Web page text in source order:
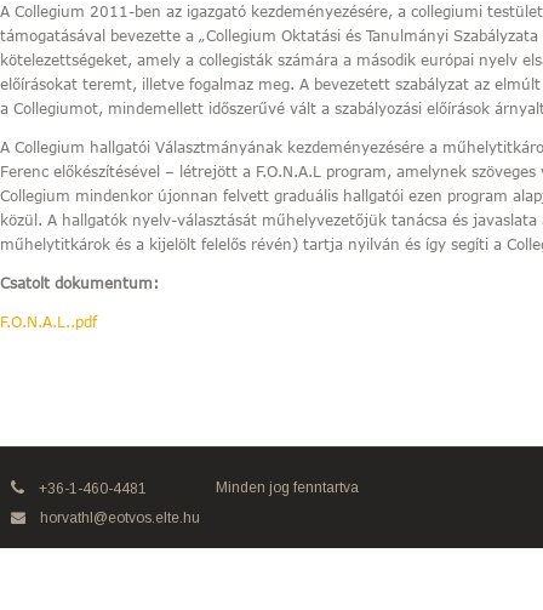
A Collegium 2011-ben az igazgató kezdeményezésére, a collegiumi
támogatásával bevezette a „Collegium Oktatási és Tanulmányi
kötelezettségeket, amely a collegisták számára a második európai nyelv
előírásokat teremt, illetve fogalmaz meg. A bevezetett szabályzat az
a Collegiumot, mindemellett időszerűvé vált a szabályozási előírások
A Collegium hallgatói Választmányának kezdeményezésére a
Ferenc előkészítésével – létrejött a F.O.N.A.L program, amelynek
Collegium mindenkor újonnan felvett graduális hallgatói ezen program
közül. A hallgatók nyelv-választását műhelyvezetőjük tanácsa és
műhelytitkárok és a kijelölt felelős révén) tartja nyilván és így segíti a
Csatolt dokumentum:
F.O.N.A.L..pdf
+36-1-460-4481
horvathl@eotvos.elte.hu
Minden jog fenntartva